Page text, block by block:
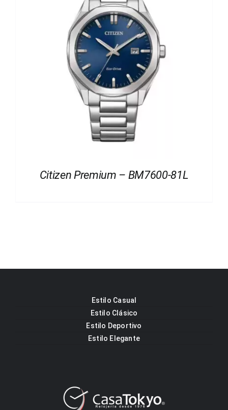
Citizen Premium – BM7600-81L
Estilo Casual
Estilo Clásico
Estilo Deportivo
Estilo Elegante